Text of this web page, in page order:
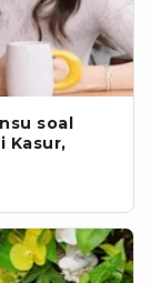
soal
Kasur,